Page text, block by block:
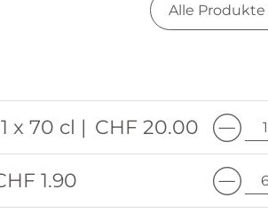
Alle
x 70 cl | CHF 20.00
1.90